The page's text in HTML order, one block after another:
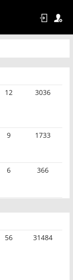
12 3036
9 1733
6 366
56 31484